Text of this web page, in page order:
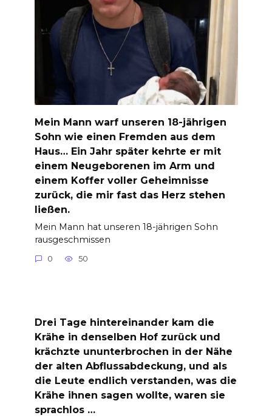
Mein Mann warf unseren 18-jährigen
Sohn wie einen Fremden aus dem
Haus… Ein Jahr später kehrte er mit
einem Neugeborenen im Arm und
einem Koffer voller Geheimnisse
zurück, die mir fast das Herz stehen
ließen.
Mein Mann hat unseren 18-jährigen Sohn
rausgeschmissen
0 50
Drei Tage hintereinander kam die
Krähe in denselben Hof zurück und
krächzte ununterbrochen in der Nähe
der alten Abflussabdeckung, und als
die Leute endlich verstanden, was die
Krähe ihnen sagen wollte, waren sie
sprachlos …